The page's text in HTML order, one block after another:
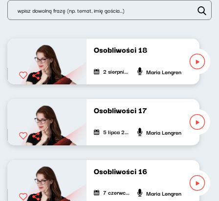
Osobliwości 18
2 sierpnia 2026 Maria Lengren
Osobliwości 17
5 lipca 2026 Maria Lengren
Osobliwości 16
7 czerwca 2026 Maria Lengren